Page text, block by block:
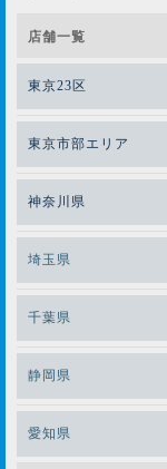
店舗一覧
東京23区
メガロスルフレ恵比寿
メガロス日比谷シャン
メガロス田端
メガロスルフレ田端
メガロスキッズ錦糸町
メガロス葛飾
東京市部エリア
メガロス三鷹
メガロスルフレ三鷹
メガロスルフレ武蔵小
メガロス小平テニスス
神奈川県
メガロス上永谷
メガロスルフレ上永谷
メガロス日吉
埼玉県
メガロスルフレ草加
千葉県
メガロス本八幡
静岡県
愛知県